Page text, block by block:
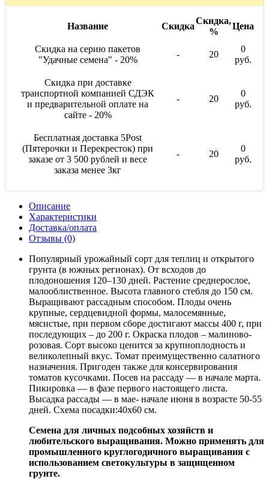
Название Скидка
Скидка,
%
Цена
Скидка на серию пакетов
"Удачные семена" - 20%
- 20
0
руб.
Скидка при доставке
транспортной компанией СДЭК
и предварительной оплате на
сайте - 20%
- 20
0
руб.
Бесплатная доставка 5Post
(Пятерочки и Перекресток) при
заказе от 3 500 рублей и весе
заказа менее 3кг
- 20
0
руб.
Описание
Характеристики
Доставка/оплата
Отзывы (0)
Популярный урожайный сорт для теплиц и открытого
грунта (в южных регионах). От всходов до
плодоношения 120–130 дней. Растение среднерослое,
малооблиственное. Высота главного стебля до 150 см.
Выращивают рассадным способом. Плоды очень
крупные, сердцевидной формы, малосемянные,
мясистые, при первом сборе достигают массы 400 г, при
последующих – до 200 г. Окраска плодов – малиново-
розовая. Сорт высоко ценится за крупноплодность и
великолепный вкус. Томат преимущественно салатного
назначения. Пригоден также для консервирования
томатов кусочками. Посев на рассаду — в начале марта.
Пикировка — в фазе первого настоящего листа.
Высадка рассады — в мае- начале июня в возрасте 50-55
дней. Схема посадки:40х60 см.
Семена для личных подсобных хозяйств и
любительского выращивания. Можно применять для
промышленного круглогодичного выращивания с
использованием светокультуры в защищенном
грунте.